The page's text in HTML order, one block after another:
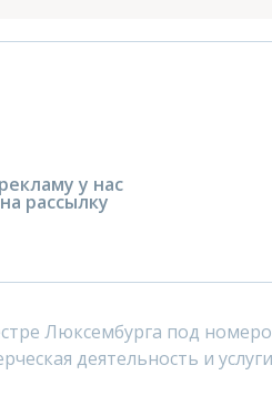
у нас
рассылку
Люксембурга под
деятельность и